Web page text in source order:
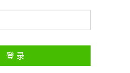
登 录